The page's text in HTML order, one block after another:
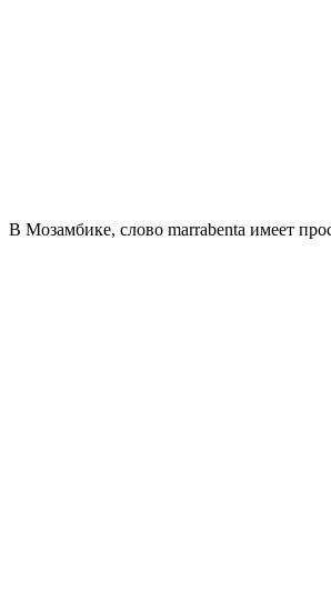
В Мозамбике, слово marrabenta имеет